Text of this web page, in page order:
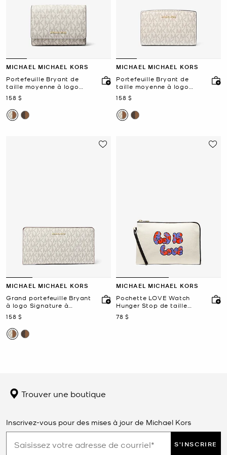
MICHAEL MICHAEL KORS
Portefeuille Bryant de
taille moyenne à logo
Signature
maintenant
158 $
MICHAEL MICHAEL KORS
Portefeuille Bryant de
taille moyenne à logo
Signature
maintenant
158 $
MICHAEL MICHAEL KORS
Grand portefeuille Bryant
à logo Signature à
bouton-pression à l’avant
maintenant
158 $
MICHAEL MICHAEL KORS
Pochette LOVE Watch
Hunger Stop de taille
moyenne en toile de coton
maintenant
78 $
Trouver une boutique
Inscrivez-vous pour des mises à jour de Michael Kors
S'INSCRIRE